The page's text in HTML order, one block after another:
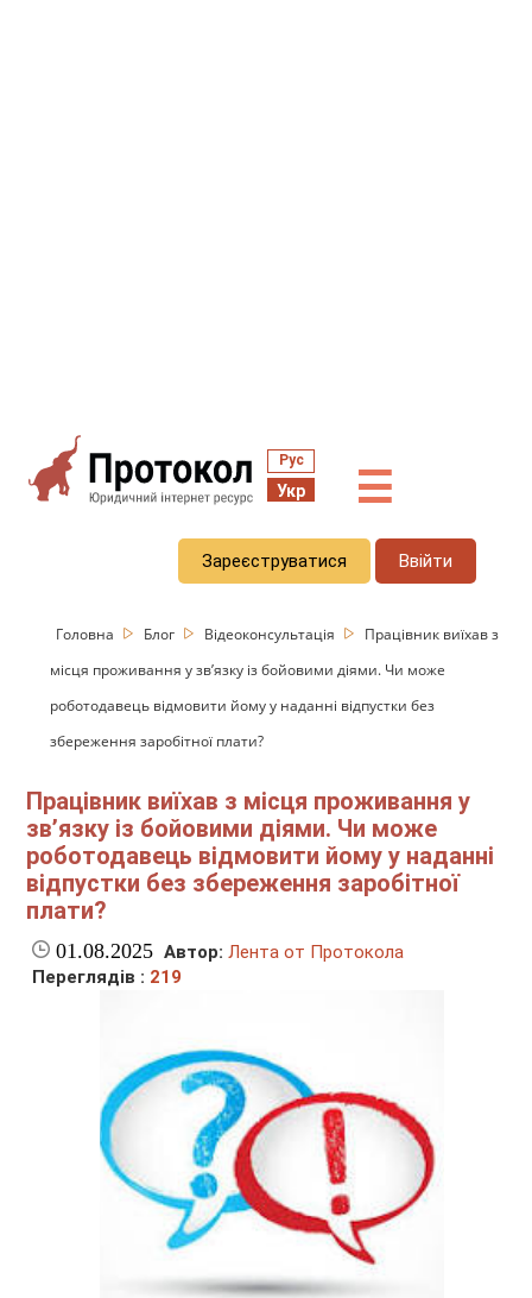
Рус
Укр ☰
Зареєструватися Ввійти
Головна Блог Відеоконсультація
Працівник виїхав з
місця проживання у зв’язку із бойовими діями. Чи може
роботодавець відмовити йому у наданні відпустки без
збереження заробітної плати?
Працівник виїхав з місця проживання у
зв’язку із бойовими діями. Чи може
роботодавець відмовити йому у наданні
відпустки без збереження заробітної
плати?
01.08.2025 Автор: Лента от Протокола
Переглядів : 219